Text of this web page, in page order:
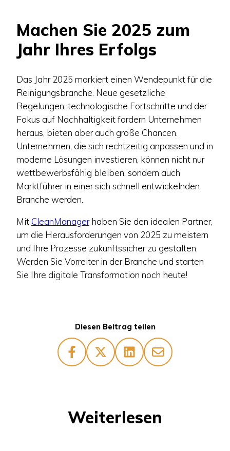
Machen Sie 2025 zum
Jahr Ihres Erfolgs
Das Jahr 2025 markiert einen Wendepunkt für die
Reinigungsbranche. Neue gesetzliche
Regelungen, technologische Fortschritte und der
Fokus auf Nachhaltigkeit fordern Unternehmen
heraus, bieten aber auch große Chancen.
Unternehmen, die sich rechtzeitig anpassen und in
moderne Lösungen investieren, können nicht nur
wettbewerbsfähig bleiben, sondern auch
Marktführer in einer sich schnell entwickelnden
Branche werden.
MitCleanManagerhaben Sie den idealen Partner,
um die Herausforderungen von 2025 zu meistern
und Ihre Prozesse zukunftssicher zu gestalten.
Werden Sie Vorreiter in der Branche und starten
Sie Ihre digitale Transformation noch heute!
Diesen Beitrag teilen
Weiterlesen